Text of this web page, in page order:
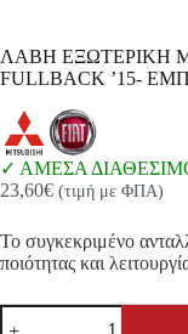
ΛΑΒΗ ΕΞΩΤΕΡΙΚΗ
FULLBACK ’15-
ΑΜΕΣΑ
23,60€ (τιμή με ΦΠΑ)
Το συγκεκριμένο
ποιότητας και
ΛΑΒΗ